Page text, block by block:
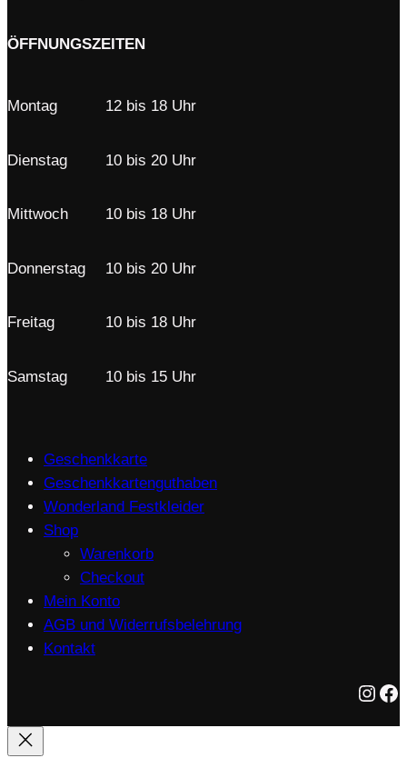
ÖFFNUNGSZEITEN
Montag 12 bis 18 Uhr
Dienstag 10 bis 20 Uhr
Mittwoch 10 bis 18 Uhr
Donnerstag 10 bis 20 Uhr
Freitag 10 bis 18 Uhr
Samstag 10 bis 15 Uhr
Geschenkkarte
Geschenkkartenguthaben
Wonderland Festkleider
Shop
Warenkorb
Checkout
Mein Konto
AGB und Widerrufsbelehrung
Kontakt
Instagram Facebook